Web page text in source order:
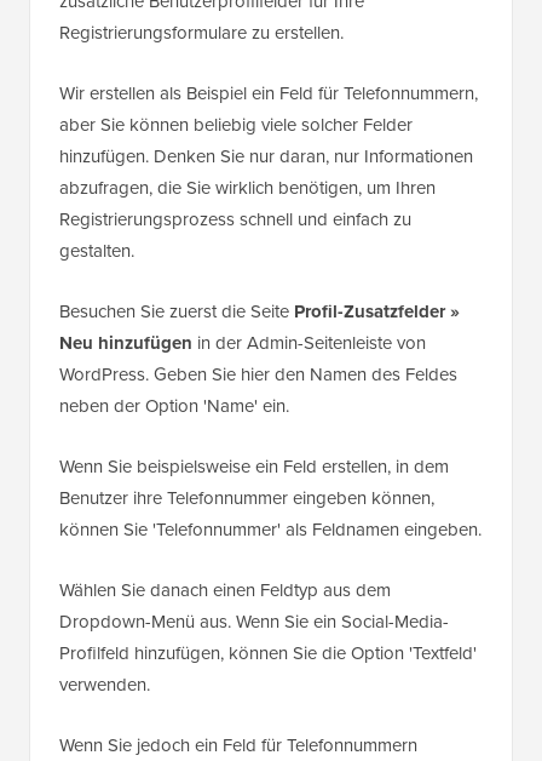
Registrierungsformulare zu erstellen.
Wir erstellen als Beispiel ein Feld für Telefonnummern,
aber Sie können beliebig viele solcher Felder
hinzufügen. Denken Sie nur daran, nur Informationen
abzufragen, die Sie wirklich benötigen, um Ihren
Registrierungsprozess schnell und einfach zu
gestalten.
Besuchen Sie zuerst die Seite Profil-Zusatzfelder »
Neu hinzufügen in der Admin-Seitenleiste von
WordPress. Geben Sie hier den Namen des Feldes
neben der Option 'Name' ein.
Wenn Sie beispielsweise ein Feld erstellen, in dem
Benutzer ihre Telefonnummer eingeben können,
können Sie 'Telefonnummer' als Feldnamen eingeben.
Wählen Sie danach einen Feldtyp aus dem
Dropdown-Menü aus. Wenn Sie ein Social-Media-
Profilfeld hinzufügen, können Sie die Option 'Textfeld'
verwenden.
Wenn Sie jedoch ein Feld für Telefonnummern